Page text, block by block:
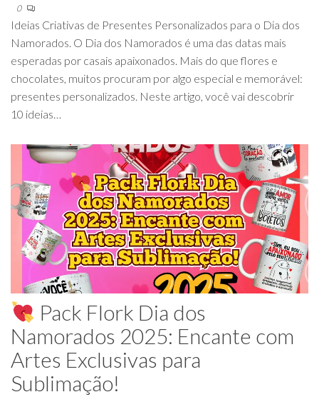
0
Ideias Criativas de Presentes Personalizados para o Dia dos
Namorados. O Dia dos Namorados é uma das datas mais
esperadas por casais apaixonados. Mais do que flores e
chocolates, muitos procuram por algo especial e memorável:
presentes personalizados. Neste artigo, você vai descobrir
10 ideias…
Pack Flork Dia dos
Namorados 2025: Encante com
Artes Exclusivas para
Sublimação!